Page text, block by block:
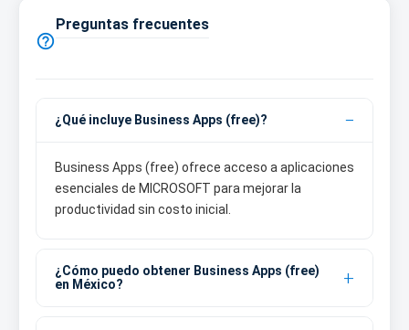

Preguntas frecuentes
¿Qué incluye Business Apps (free)?
Business Apps (free) ofrece acceso a aplicaciones
esenciales de MICROSOFT para mejorar la
productividad sin costo inicial.
¿Cómo puedo obtener Business Apps (free)
en México?